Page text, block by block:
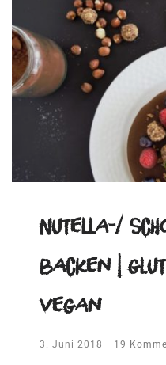
Nutella-/
backen |
vegan
3. Juni 2018 19